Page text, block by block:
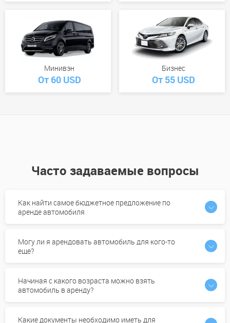
Минивэн
От 60 USD
Бизнес
От 55 USD
Часто задаваемые вопросы
Как найти самое бюджетное предложение по
аренде автомобиля
Могу ли я арендовать автомобиль для кого-то
еще?
Начиная с какого возраста можно взять
автомобиль в аренду?
Какие документы необходимо иметь для